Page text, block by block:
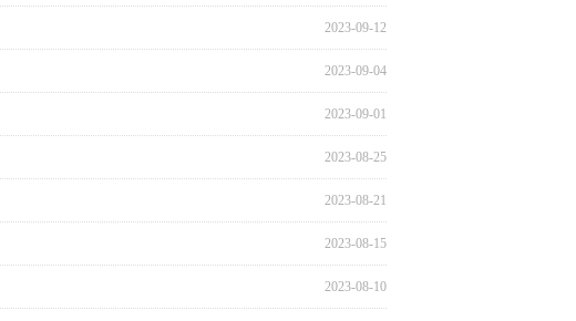
2023-09-12
2023-09-04
2023-09-01
2023-08-25
2023-08-21
2023-08-15
2023-08-10